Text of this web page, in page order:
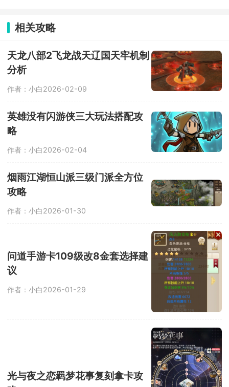
趣。
对战体验。在游戏中，玩家可自由选择
历代经典奥特曼参战，在城市废墟、荒
宇宙人展开激烈对决。
相关攻略
天龙八部2飞龙战天辽国天牢机制
分析
作者：小白2026-02-09
英雄没有闪游侠三大玩法搭配攻
略
作者：小白2026-02-04
烟雨江湖恒山派三级门派全方位
攻略
作者：小白2026-01-30
问道手游卡109级改8金套选择建
议
作者：小白2026-01-29
光与夜之恋羁梦花事复刻拿卡攻